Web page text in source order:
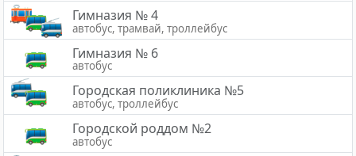
Гимназия № 4
автобус, трамвай, троллейбус
Гимназия № 6
автобус
Городская поликлиника №5
автобус, троллейбус
Городской роддом №2
автобус